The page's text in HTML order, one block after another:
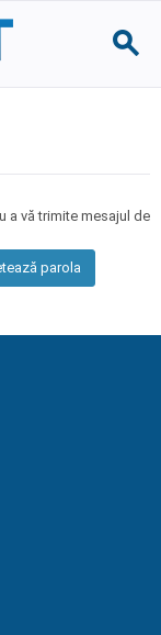
a vă trimite mesajul de
parola